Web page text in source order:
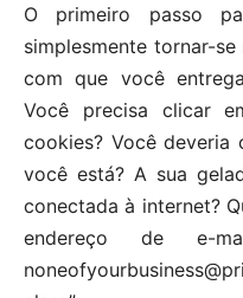
O primeiro passo
simplesmente tornar-
com que você
Você precisa clicar
cookies? Você
você está? A sua
conectada à internet?
endereço de e-